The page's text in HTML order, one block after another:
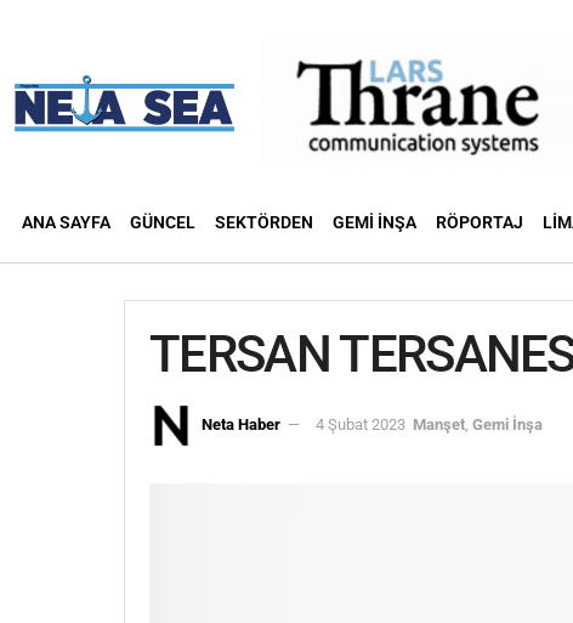
ANA SAYFA GÜNCEL SEKTÖRDEN GEMI İNŞA RÖPORTAJ
TERSAN
Neta Haber 4 Şubat 2023 Manşet Gemi İnşa